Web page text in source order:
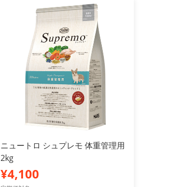
ニュートロ シュプレモ 体重管理用
2kg
¥4,100